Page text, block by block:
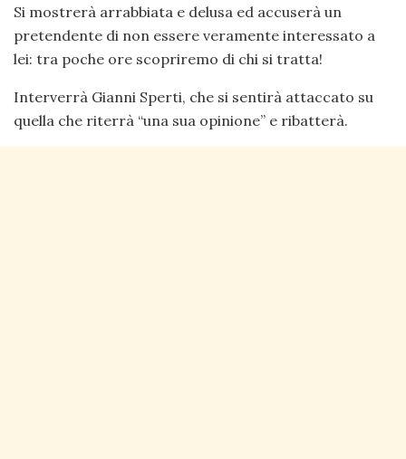
Si mostrerà arrabbiata e delusa ed accuserà un
pretendente di non essere veramente interessato a
lei: tra poche ore scopriremo di chi si tratta!
Interverrà Gianni Sperti, che si sentirà attaccato su
quella che riterrà “una sua opinione” e ribatterà.